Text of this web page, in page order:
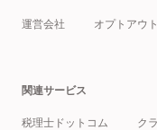
運営会社 オプトアウ
関連サービス
税理士ドットコム ク